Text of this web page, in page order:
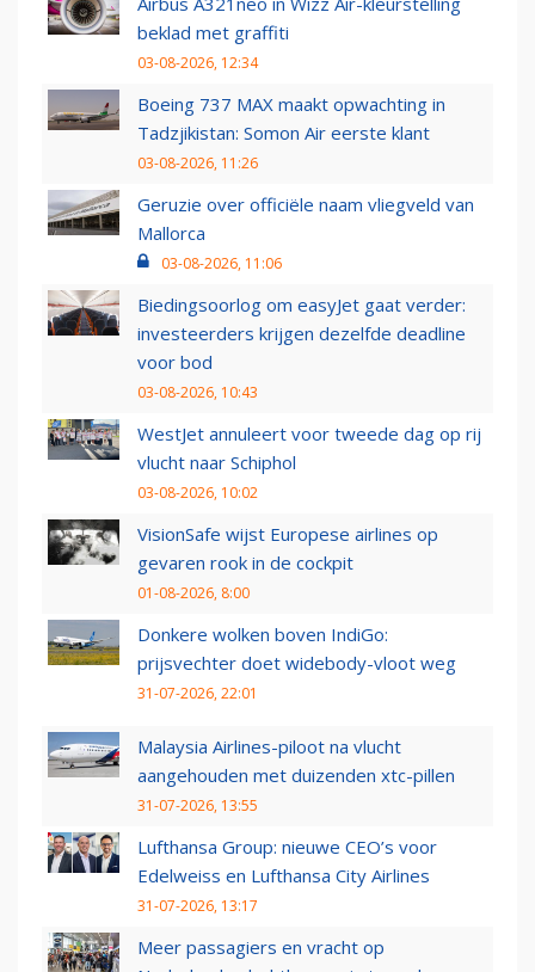
beklad met graffiti
03-08-2026, 12:34
Boeing 737 MAX maakt opwachting in
Tadzjikistan: Somon Air eerste klant
03-08-2026, 11:26
Geruzie over officiële naam vliegveld van
Mallorca
03-08-2026, 11:06
Biedingsoorlog om easyJet gaat verder:
investeerders krijgen dezelfde deadline
voor bod
03-08-2026, 10:43
WestJet annuleert voor tweede dag op rij
vlucht naar Schiphol
03-08-2026, 10:02
VisionSafe wijst Europese airlines op
gevaren rook in de cockpit
01-08-2026, 8:00
Donkere wolken boven IndiGo:
prijsvechter doet widebody-vloot weg
31-07-2026, 22:01
Malaysia Airlines-piloot na vlucht
aangehouden met duizenden xtc-pillen
31-07-2026, 13:55
Lufthansa Group: nieuwe CEO’s voor
Edelweiss en Lufthansa City Airlines
31-07-2026, 13:17
Meer passagiers en vracht op